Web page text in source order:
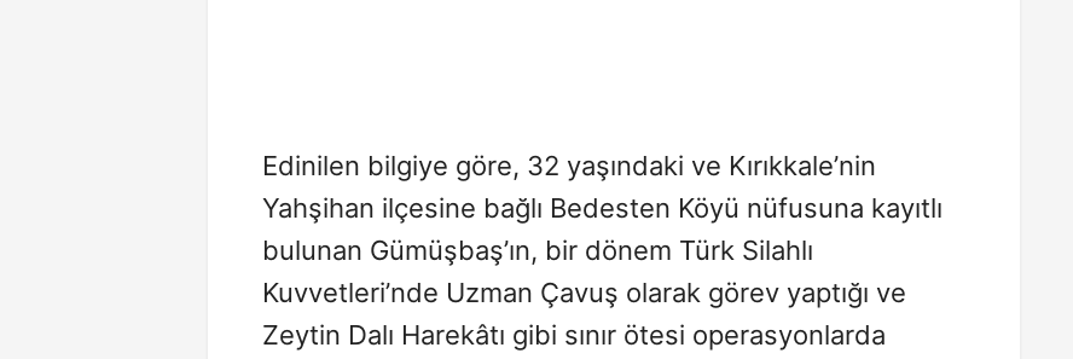
Edinilen bilgiye göre, 32 yaşındaki ve Kırıkkale’nin
Yahşihan ilçesine bağlı Bedesten Köyü nüfusuna kayıtlı
bulunan Gümüşbaş’ın, bir dönem Türk Silahlı
Kuvvetleri’nde Uzman Çavuş olarak görev yaptığı ve
Zeytin Dalı Harekâtı gibi sınır ötesi operasyonlarda